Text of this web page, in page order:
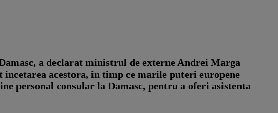
a declarat ministrul de externe Andrei Marga
acestora, in timp ce marile puteri europene
personal consular la Damasc, pentru a oferi asistenta